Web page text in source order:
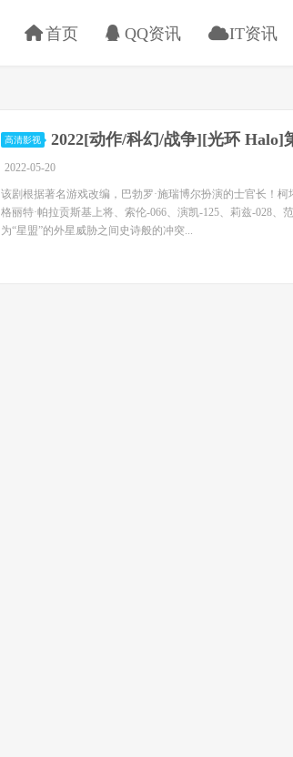
首页 QQ资讯 IT资讯
高清影视 2022[动作/科幻/战争][光环 Halo]
2022-05-20
该剧根据著名游戏改编，巴勃罗·施瑞博尔扮演的士官长！
格丽特·帕拉贡斯基上将、索伦-066、演凯-125、莉兹-028、
为“星盟”的外星威胁之间史诗般的冲突...